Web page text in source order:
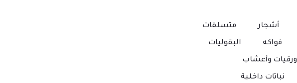
أشجار متسلقات
فواكه البقوليات
ورقيات وأعشاب
نباتات داخلية